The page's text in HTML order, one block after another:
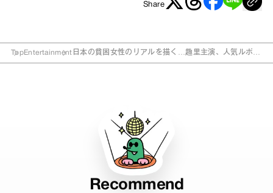
Share
TopEntertainment 日本の貧困女性のリアルを描く…趣里主演、人気ルポル
Recommend